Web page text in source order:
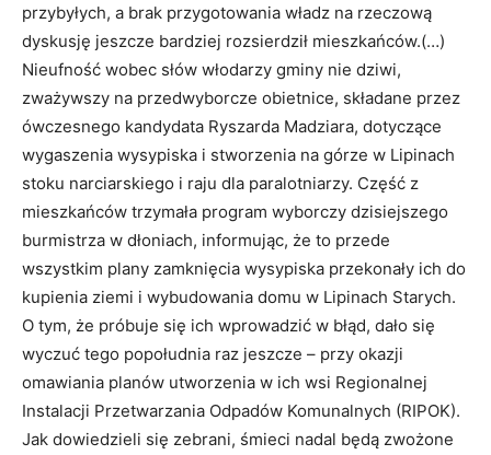
przybyłych, a brak przygotowania władz na rzeczową
dyskusję jeszcze bardziej rozsierdził mieszkańców.(…)
Nieufność wobec słów włodarzy gminy nie dziwi,
zważywszy na przedwyborcze obietnice, składane przez
ówczesnego kandydata Ryszarda Madziara, dotyczące
wygaszenia wysypiska i stworzenia na górze w Lipinach
stoku narciarskiego i raju dla paralotniarzy. Część z
mieszkańców trzymała program wyborczy dzisiejszego
burmistrza w dłoniach, informując, że to przede
wszystkim plany zamknięcia wysypiska przekonały ich do
kupienia ziemi i wybudowania domu w Lipinach Starych.
O tym, że próbuje się ich wprowadzić w błąd, dało się
wyczuć tego popołudnia raz jeszcze – przy okazji
omawiania planów utworzenia w ich wsi Regionalnej
Instalacji Przetwarzania Odpadów Komunalnych (RIPOK).
Jak dowiedzieli się zebrani, śmieci nadal będą zwożone